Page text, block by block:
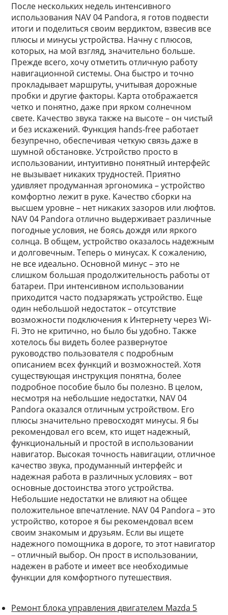
После нескольких недель интенсивного
использования NAV 04 Pandora, я готов подвести
итоги и поделиться своим вердиктом, взвесив все
плюсы и минусы устройства. Начну с плюсов,
которых, на мой взгляд, значительно больше.
Прежде всего, хочу отметить отличную работу
навигационной системы. Она быстро и точно
прокладывает маршруты, учитывая дорожные
пробки и другие факторы. Карта отображается
четко и понятно, даже при ярком солнечном
свете. Качество звука также на высоте – он чистый
и без искажений. Функция hands-free работает
безупречно, обеспечивая четкую связь даже в
шумной обстановке. Устройство просто в
использовании, интуитивно понятный интерфейс
не вызывает никаких трудностей. Приятно
удивляет продуманная эргономика – устройство
комфортно лежит в руке. Качество сборки на
высшем уровне – нет никаких зазоров или люфтов.
NAV 04 Pandora отлично выдерживает различные
погодные условия, не боясь дождя или яркого
солнца. В общем, устройство оказалось надежным
и долговечным. Теперь о минусах. К сожалению,
не все идеально. Основной минус – это не
слишком большая продолжительность работы от
батареи. При интенсивном использовании
приходится часто подзаряжать устройство. Еще
один небольшой недостаток – отсутствие
возможности подключения к Интернету через Wi-
Fi. Это не критично, но было бы удобно. Также
хотелось бы видеть более развернутое
руководство пользователя с подробным
описанием всех функций и возможностей. Хотя
существующая инструкция понятна, более
подробное пособие было бы полезно. В целом,
несмотря на небольшие недостатки, NAV 04
Pandora оказался отличным устройством. Его
плюсы значительно превосходят минусы. Я бы
рекомендовал его всем, кто ищет надежный,
функциональный и простой в использовании
навигатор. Высокая точность навигации, отличное
качество звука, продуманный интерфейс и
надежная работа в различных условиях – вот
основные достоинства этого устройства.
Небольшие недостатки не влияют на общее
положительное впечатление. NAV 04 Pandora – это
устройство, которое я бы рекомендовал всем
своим знакомым и друзьям. Если вы ищете
надежного помощника в дороге, то этот навигатор
– отличный выбор. Он прост в использовании,
надежен в работе и имеет все необходимые
функции для комфортного путешествия.
Ремонт блока управления двигателем Mazda 5